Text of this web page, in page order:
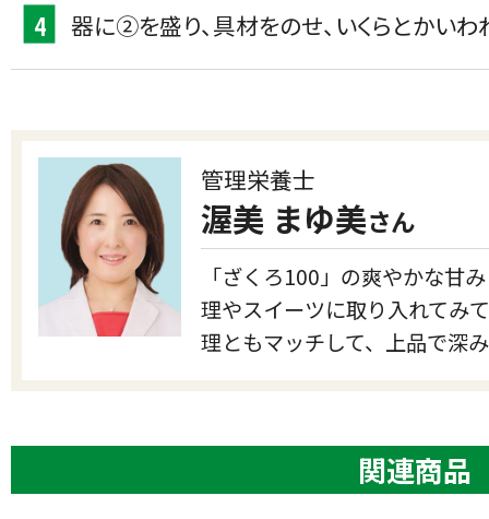
4 器に②を盛り、具材をのせ、いくらとかいわ
管理栄養士
渥美 まゆ美さん
「ざくろ100」の爽やかな甘
理やスイーツに取り入れてみ
理ともマッチして、上品で深
関連商品